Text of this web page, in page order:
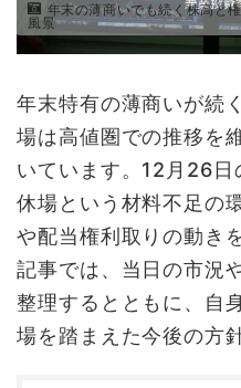
年末の薄商いでも続く株高と
風景
年末特有の薄商いが続
場は高値圏での推移を
いています。12月26
休場という材料不足の
や配当権利取りの動き
記事では、当日の市況
整理するとともに、自
場を踏まえた今後の方